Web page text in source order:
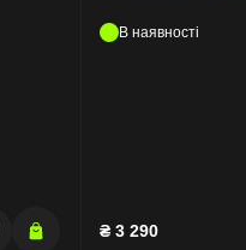
В наявності
₴ 3 290